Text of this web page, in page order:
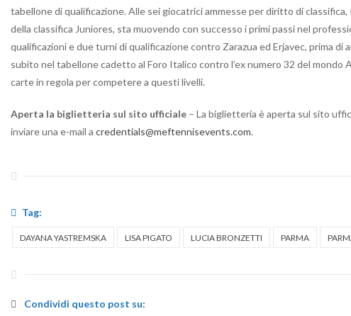
tabellone di qualificazione. Alle sei giocatrici ammesse per diritto di
della classifica Juniores, sta muovendo con successo i primi passi nel
qualificazioni e due turni di qualificazione contro Zarazua ed Erjavec, prima
subito nel tabellone cadetto al Foro Italico contro l’ex numero 32 del
carte in regola per competere a questi livelli.
Aperta la biglietteria sul sito ufficiale – La biglietteria è aperta sul sito
inviare una e-mail a credentials@meftennisevents.com.
Tag:
DAYANA YASTREMSKA LISA PIGATO LUCIA BRONZETTI PARMA
Condividi questo post su: